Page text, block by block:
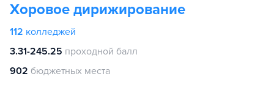
Хоровое дирижирование
112 колледжей
3.31-245.25 проходной балл
902 бюджетных места